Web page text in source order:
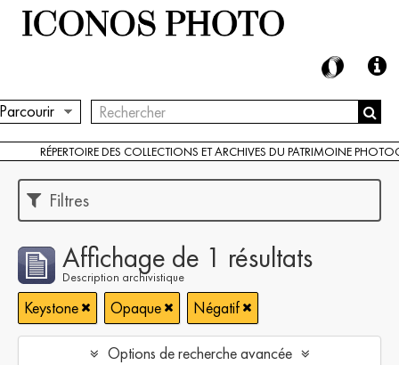
RÉPERTOIRE DES COLLECTIONS ET ARCHIVES DU PATRIMOINE
Filtres
Affichage de 1 résultats
Description archivistique
Keystone Opaque Négatif
Options de recherche avancée